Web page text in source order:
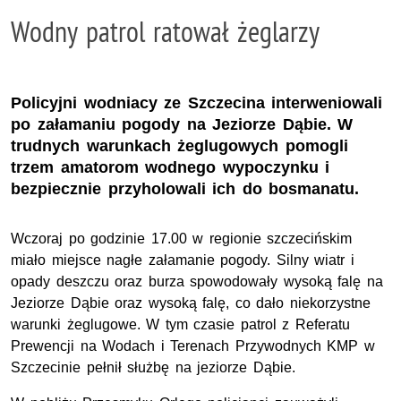
Wodny patrol ratował żeglarzy
Policyjni wodniacy ze Szczecina interweniowali
po załamaniu pogody na Jeziorze Dąbie. W
trudnych warunkach żeglugowych pomogli
trzem amatorom wodnego wypoczynku i
bezpiecznie przyholowali ich do bosmanatu.
Wczoraj po godzinie 17.00 w regionie szczecińskim
miało miejsce nagłe załamanie pogody. Silny wiatr i
opady deszczu oraz burza spowodowały wysoką falę na
Jeziorze Dąbie oraz wysoką falę, co dało niekorzystne
warunki żeglugowe. W tym czasie patrol z Referatu
Prewencji na Wodach i Terenach Przywodnych KMP w
Szczecinie pełnił służbę na jeziorze Dąbie.